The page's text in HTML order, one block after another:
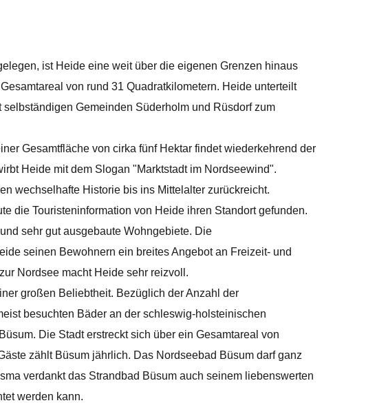
ist Heide eine weit über die eigenen Grenzen hinaus
von rund 31 Quadratkilometern. Heide unterteilt
Gemeinden Süderholm und Rüsdorf zum
Gesamtfläche von cirka fünf Hektar findet wiederkehrend der
Heide mit dem Slogan "Marktstadt im Nordseewind".
wechselhafte Historie bis ins Mittelalter zurückreicht.
die Touristeninformation von Heide ihren Standort gefunden.
sehr gut ausgebaute Wohngebiete. Die
seinen Bewohnern ein breites Angebot an Freizeit- und
Nordsee macht Heide sehr reizvoll.
großen Beliebtheit. Bezüglich der Anzahl der
besuchten Bäder an der schleswig-holsteinischen
Die Stadt erstreckt sich über ein Gesamtareal von
zählt Büsum jährlich. Das Nordseebad Büsum darf ganz
verdankt das Strandbad Büsum auch seinem liebenswerten
werden kann.